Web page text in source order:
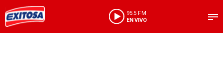
95.5 FM
EN VIVO